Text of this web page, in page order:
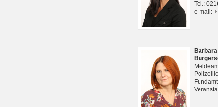
Tel.:
e-mail: